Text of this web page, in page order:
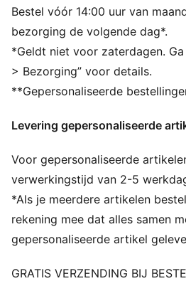
vrij te houden van zweet
warmCELL: ademende
ontworpen om warmte dicht bij
houden en je warm te houden
Gemaakt met minstens 50%
DETAILS
Hoofdmateriaal 2: Spacer
Lange mouwen
Lengte: Normaal
Kangoeroezak
Bestel vóór 14:00 uur van
bezorging de volgende dag*.
*Geldt niet voor zaterdagen. Ga
> Bezorging” voor details.
**Gepersonaliseerde
Levering gepersonaliseerde
Voor gepersonaliseerde
verwerkingstijd van 2-5
*Als je meerdere artikelen
rekening mee dat alles samen
gepersonaliseerde artikel
GRATIS VERZENDING BIJ